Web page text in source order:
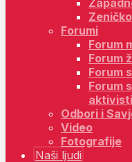
Forumi
Forum
Forum
Forum
Forum
Odbori i
Video
Fotografije
Naši ljudi